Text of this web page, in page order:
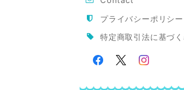
プライバシーポリシー
特定商取引法に基づ